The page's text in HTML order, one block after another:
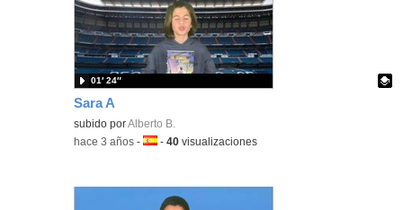
Sara A
Contenido educativo.
subido porAlberto B.
01′ 24″
-hace 3 años -Idioma:
-40 visualizaciones